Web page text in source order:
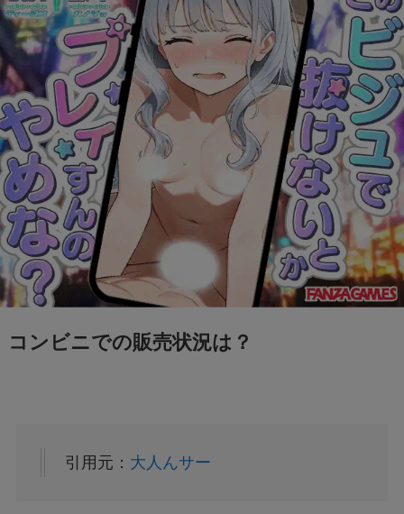
コンビニでの販売状況は？
引用元： 大人んサー